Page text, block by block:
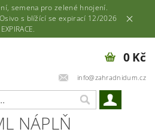
semena pro zelené hnojení.
s blížící se expirací 12/2026
info@zahradnidum.cz
0 Kč
NÁPLŇ